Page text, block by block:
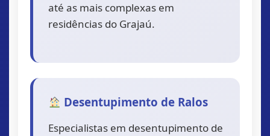
até as mais complexas em
residências do Grajaú.
Desentupimento de Ralos
Especialistas em desentupimento de